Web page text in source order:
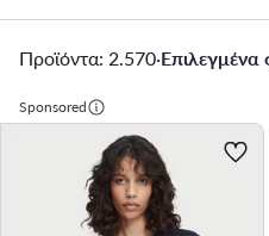
Προϊόντα: 2.570·Επιλεγμένα
Sponsored